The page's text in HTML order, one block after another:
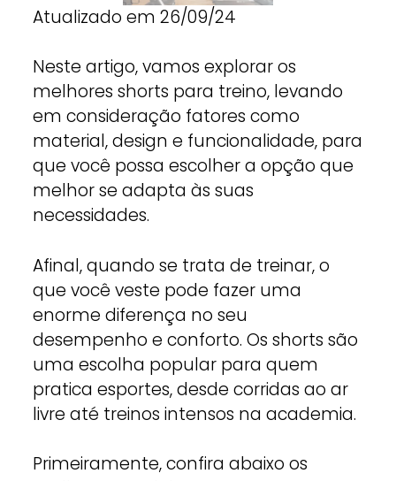
Atualizado em 26/09/24
Neste artigo, vamos explorar os
melhores shorts para treino, levando
em consideração fatores como
material, design e funcionalidade, para
que você possa escolher a opção que
melhor se adapta às suas
necessidades.
Afinal, quando se trata de treinar, o
que você veste pode fazer uma
enorme diferença no seu
desempenho e conforto. Os shorts são
uma escolha popular para quem
pratica esportes, desde corridas ao ar
livre até treinos intensos na academia.
Primeiramente, confira abaixo os